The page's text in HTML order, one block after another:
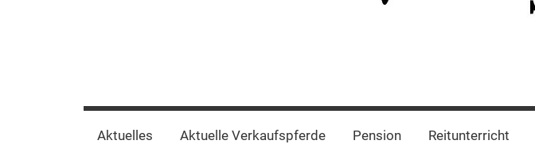
Aktuelles Aktuelle Verkaufspferde Pension Reitunterricht